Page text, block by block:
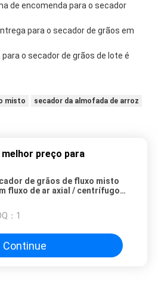
de encomenda para o secador
para o secador de grãos em
o secador de grãos de lote é
misto
secador da almofada de arroz
preço para
de grãos de fluxo misto
fluxo de ar axial / centrífugo
： 1
Continue